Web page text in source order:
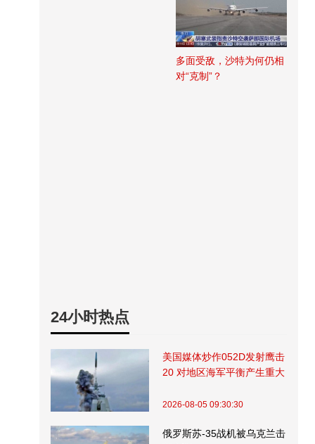
多面受敌，沙特为何仍相
对“克制”？
24小时热点
美国媒体炒作052D发射鹰击
20 对地区海军平衡产生重大
2026-08-05 09:30:30
俄罗斯苏-35战机被乌克兰击